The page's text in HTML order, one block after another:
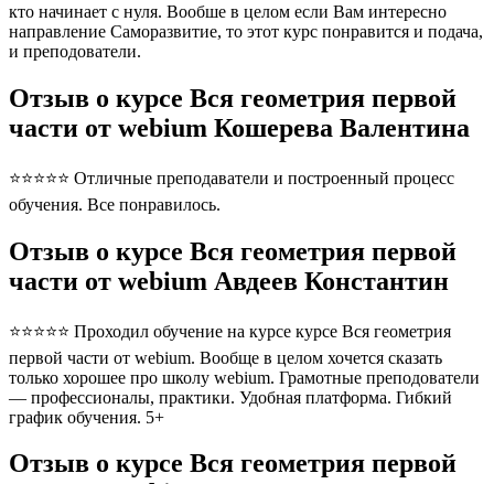
кто начинает с нуля. Вообше в целом если Вам интересно
направление Саморазвитие, то этот курс понравится и подача,
и преподователи.
Отзыв о курсе Вся геометрия первой
части от webium Кошерева Валентина
⭐⭐⭐⭐⭐ Отличные преподаватели и построенный процесс
обучения. Все понравилось.
Отзыв о курсе Вся геометрия первой
части от webium Авдеев Константин
⭐⭐⭐⭐⭐ Проходил обучение на курсе курсе Вся геометрия
первой части от webium. Вообще в целом хочется сказать
только хорошее про школу webium. Грамотные преподователи
— профессионалы, практики. Удобная платформа. Гибкий
график обучения. 5+
Отзыв о курсе Вся геометрия первой